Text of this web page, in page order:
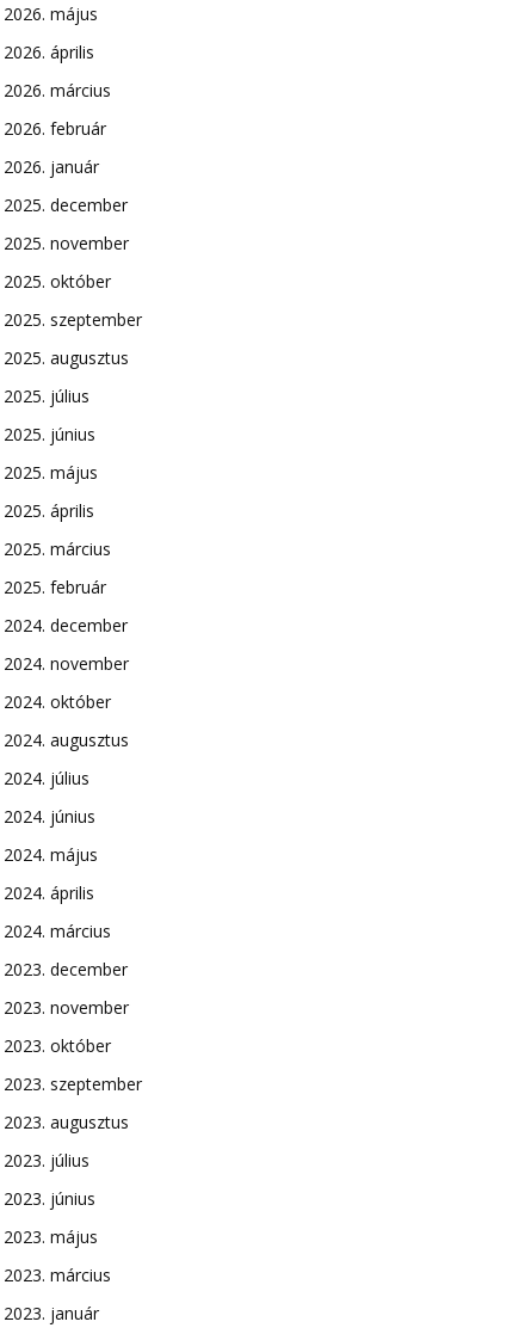
2026. május
2026. április
2026. március
2026. február
2026. január
2025. december
2025. november
2025. október
2025. szeptember
2025. augusztus
2025. július
2025. június
2025. május
2025. április
2025. március
2025. február
2024. december
2024. november
2024. október
2024. augusztus
2024. július
2024. június
2024. május
2024. április
2024. március
2023. december
2023. november
2023. október
2023. szeptember
2023. augusztus
2023. július
2023. június
2023. május
2023. március
2023. január